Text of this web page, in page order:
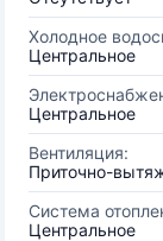
Холодное
Центральное
Центральное
Вентиляция:
Приточно-
Система
Центральное